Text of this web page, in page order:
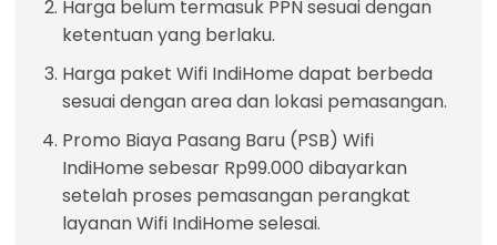
Harga belum termasuk PPN sesuai dengan
ketentuan yang berlaku.
Harga paket Wifi IndiHome dapat berbeda
sesuai dengan area dan lokasi pemasangan.
Promo Biaya Pasang Baru (PSB) Wifi
IndiHome sebesar Rp99.000 dibayarkan
setelah proses pemasangan perangkat
layanan Wifi IndiHome selesai.